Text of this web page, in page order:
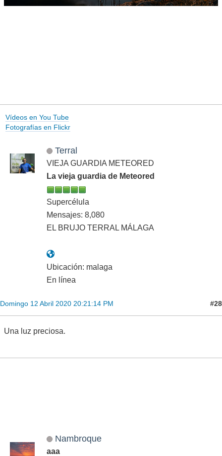
Vídeos en You Tube
Fotografías en Flickr
Terral
VIEJA GUARDIA METEORED
La vieja guardia de Meteored
Supercélula
Mensajes: 8,080
EL BRUJO TERRAL MÁLAGA
Ubicación: malaga
En línea
Domingo 12 Abril 2020 20:21:14 PM #28
Una luz preciosa.
Nambroque
aaa